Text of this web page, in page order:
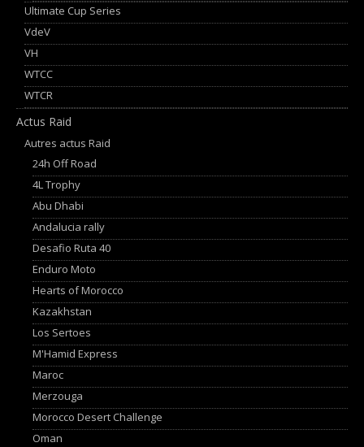
Ultimate Cup Series
VdeV
VH
WTCC
WTCR
Actus Raid
Autres actus Raid
24h Off Road
4L Trophy
Abu Dhabi
Andalucia rally
Desafio Ruta 40
Enduro Moto
Hearts of Morocco
Kazakhstan
Los Sertoes
M'Hamid Express
Maroc
Merzouga
Morocco Desert Challenge
Oman